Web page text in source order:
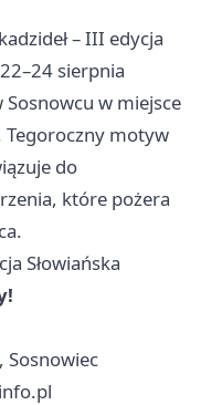
– III edycja
sierpnia
Sosnowcu w miejsce
motyw
do
które pożera
Słowiańska
Sosnowiec